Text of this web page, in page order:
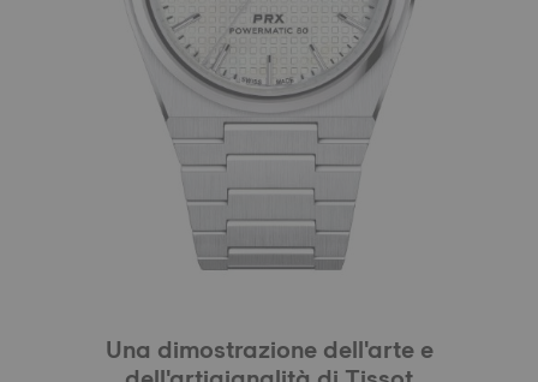
Una dimostrazione dell'arte e